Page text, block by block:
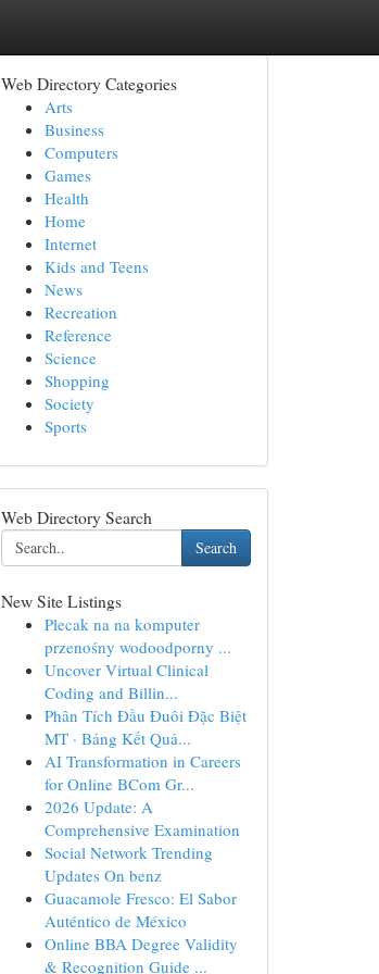
Web Directory Categories
Arts
Business
Computers
Games
Health
Home
Internet
Kids and Teens
News
Recreation
Reference
Science
Shopping
Society
Sports
Web Directory Search
Search
New Site Listings
Plecak na na komputer
przenośny wodoodporny ...
Uncover Virtual Clinical
Coding and Billin...
Phân Tích Đầu Đuôi Đặc Biệt
MT · Bảng Kết Quả...
AI Transformation in Careers
for Online BCom Gr...
2026 Update: A
Comprehensive Examination
Social Network Trending
Updates On benz
Guacamole Fresco: El Sabor
Auténtico de México
Online BBA Degree Validity
& Recognition Guide ...